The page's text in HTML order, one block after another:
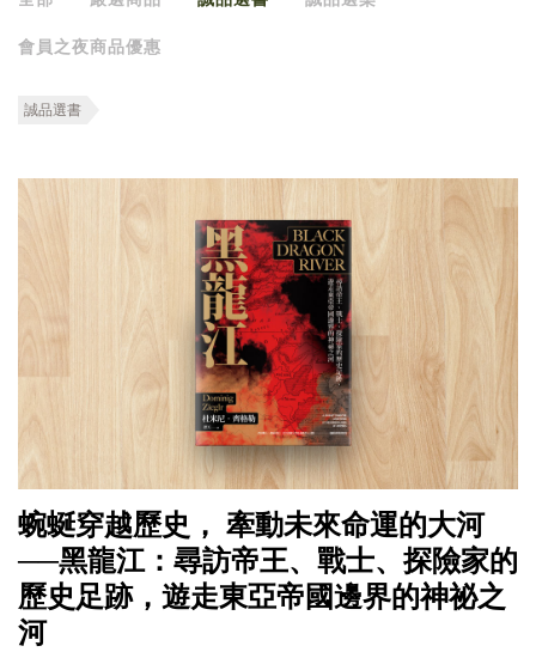
會員之夜商品優惠
誠品選書
蜿蜒穿越歷史， 牽動未來命運的大河
──黑龍江：尋訪帝王、戰士、探險家的
歷史足跡，遊走東亞帝國邊界的神祕之
河